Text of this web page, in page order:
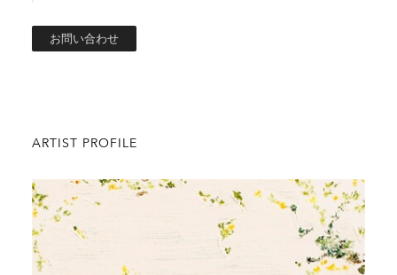
お問い合わせ
ARTIST PROFILE